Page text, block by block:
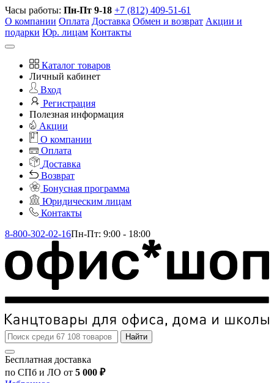
Часы работы: Пн-Пт 9-18 +7 (812) 409-51-61
О компании Оплата Доставка Обмен и возврат Акции и
подарки Юр. лицам Контакты
Каталог товаров
Личный кабинет
Вход
Регистрация
Полезная информация
Акции
О компании
Оплата
Доставка
Возврат
Бонусная программа
Юридическим лицам
Контакты
8-800-302-02-16Пн-Пт: 9:00 - 18:00
Найти
Бесплатная доставка
по СПб и ЛО от 5 000 ₽